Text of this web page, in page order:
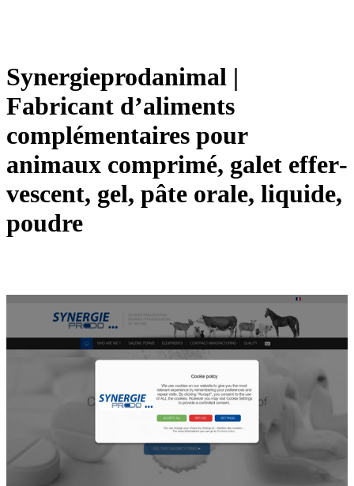
Syner­giep­rodani­mal |
Fabricant d’aliments
complémen­tai­res pour
animaux comprimé, galet effer­
ves­cent, gel, pâte orale, liquide,
poudre